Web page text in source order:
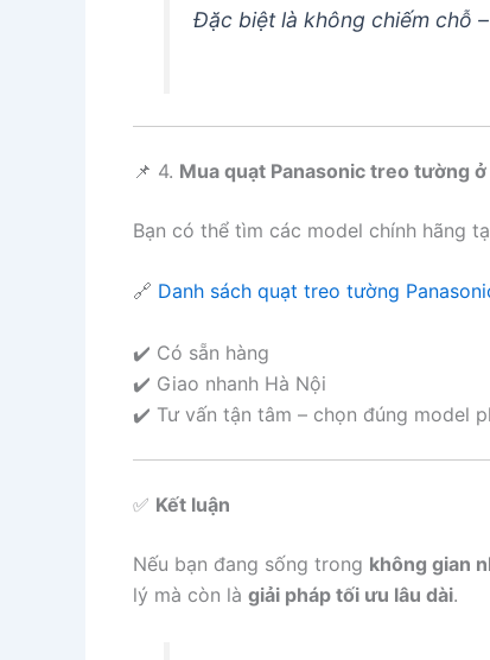
Đặc biệt là không chiếm chỗ
📌 4. Mua quạt Panasonic treo tường
Bạn có thể tìm các model chính hãng
🔗 Danh sách quạt treo tường
✔️ Có sẵn hàng
✔️ Giao nhanh Hà Nội
✔️ Tư vấn tận tâm – chọn đúng model
✅ Kết luận
Nếu bạn đang sống trong không gian
lý mà còn là giải pháp tối ưu lâu dài.